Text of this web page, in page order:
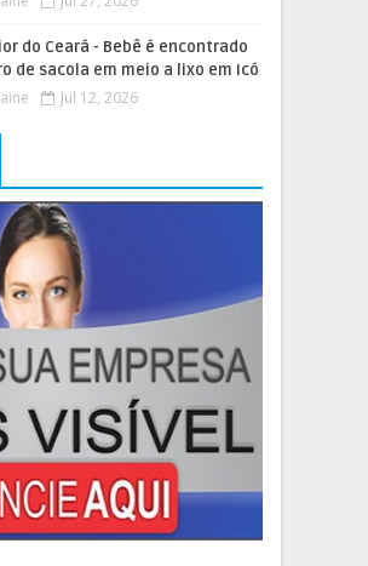
do Ceará - Bebê é encontrado
de sacola em meio a lixo em Icó
Jul 12, 2026